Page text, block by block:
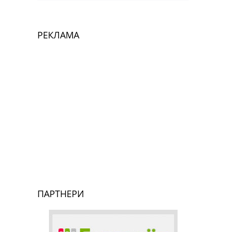
РЕКЛАМА
ПАРТНЕРИ